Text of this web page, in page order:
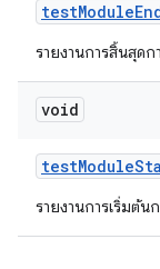
testModule
รายงานการสิ้นสุดก
void
testModule
รายงานการเริ่มต้น